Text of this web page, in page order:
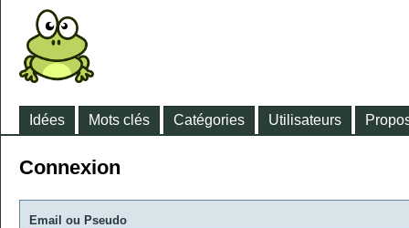
Idées Mots clés Catégories Utilisateurs
Connexion
Email ou Pseudo